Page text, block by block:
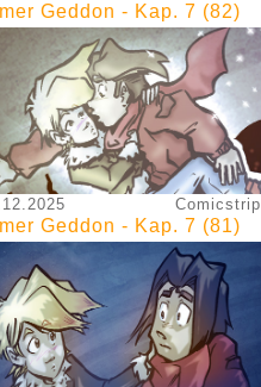
Geddon - Kap. 7 (82)
Comicstrip
Geddon - Kap. 7 (81)